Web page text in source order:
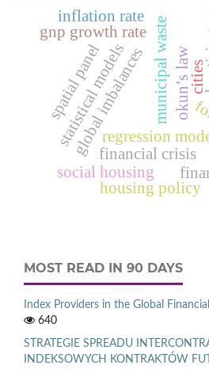
municipal waste
regression
cities
global imbalances
financial crisis
gnp growth rate
inflation rate
okun’s law
statistical models
spatial panel
social housing
housing policy
MOST READ IN 90 DAYS
Index Providers in the Global
640
STRATEGIE SPREADU
INDEKSOWYCH KONTRAKTÓW